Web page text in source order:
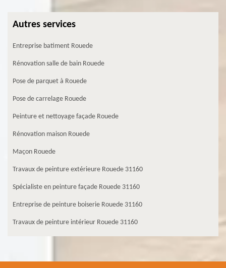
Autres services
Entreprise batiment Rouede
Rénovation salle de bain Rouede
Pose de parquet à Rouede
Pose de carrelage Rouede
Peinture et nettoyage façade Rouede
Rénovation maison Rouede
Maçon Rouede
Travaux de peinture extérieure Rouede 31160
Spécialiste en peinture façade Rouede 31160
Entreprise de peinture boiserie Rouede 31160
Travaux de peinture intérieur Rouede 31160